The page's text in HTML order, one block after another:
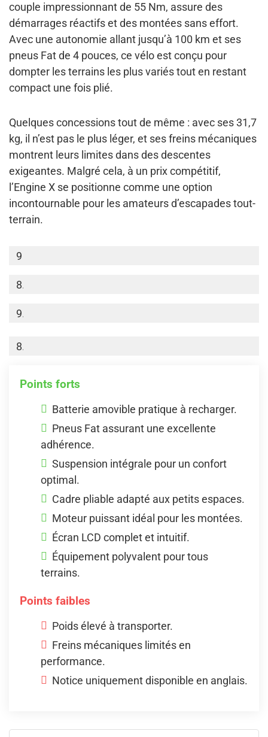
couple impressionnant de 55 Nm, assure des
démarrages réactifs et des montées sans effort.
Avec une autonomie allant jusqu’à 100 km et ses
pneus Fat de 4 pouces, ce vélo est conçu pour
dompter les terrains les plus variés tout en restant
compact une fois plié.
Quelques concessions tout de même : avec ses 31,7
kg, il n’est pas le plus léger, et ses freins mécaniques
montrent leurs limites dans des descentes
exigeantes. Malgré cela, à un prix compétitif,
l’Engine X se positionne comme une option
incontournable pour les amateurs d’escapades tout-
terrain.
PERFORMANCE
9
AUTONOMIE
8.5
CONFORT
9.5
ÉQUIPEMENT
8.5
Points forts
Batterie amovible pratique à recharger.
Pneus Fat assurant une excellente
adhérence.
Suspension intégrale pour un confort
optimal.
Cadre pliable adapté aux petits espaces.
Moteur puissant idéal pour les montées.
Écran LCD complet et intuitif.
Équipement polyvalent pour tous
terrains.
Points faibles
Poids élevé à transporter.
Freins mécaniques limités en
performance.
Notice uniquement disponible en anglais.